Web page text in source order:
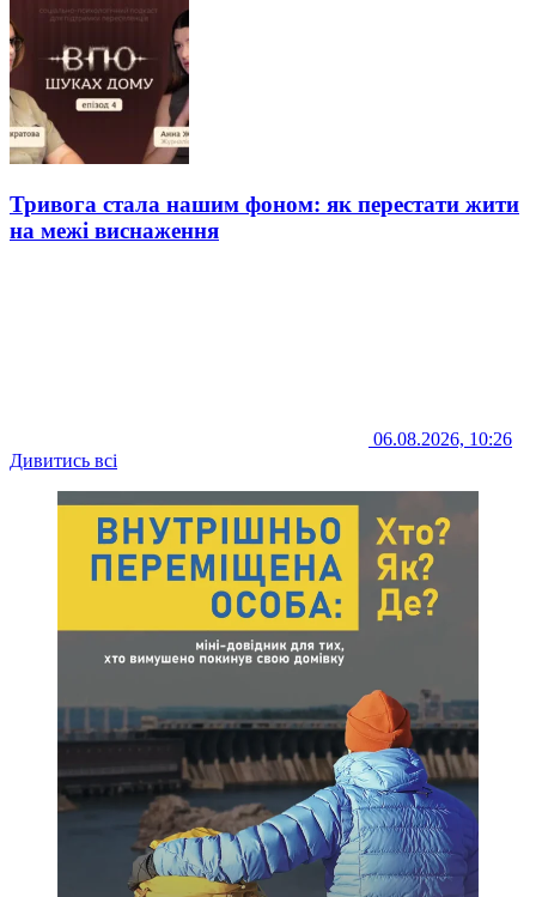
Тривога стала нашим фоном: як перестати жити
на межі виснаження
06.08.2026, 10:26
Дивитись всі